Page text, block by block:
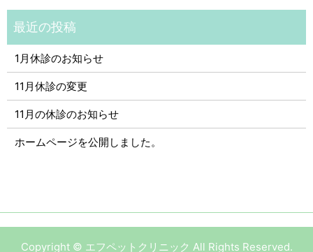
1月休診のお知らせ
11月休診の変更
11月の休診のお知らせ
ホームページを公開しました。
Copyright © エフペットクリニック All Rights Reserved.